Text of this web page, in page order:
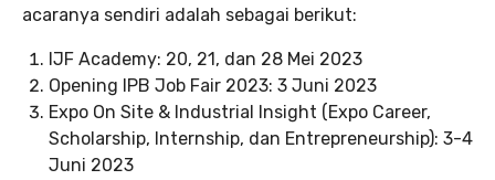
acaranya sendiri adalah sebagai berikut:
IJF Academy: 20, 21, dan 28 Mei 2023
Opening IPB Job Fair 2023: 3 Juni 2023
Expo On Site & Industrial Insight (Expo Career,
Scholarship, Internship, dan Entrepreneurship): 3-4
Juni 2023